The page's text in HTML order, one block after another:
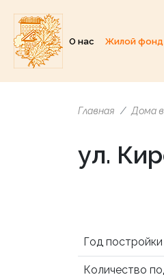
О нас Жилой фонд
Главная Дома
ул.
Год постройки
Количество